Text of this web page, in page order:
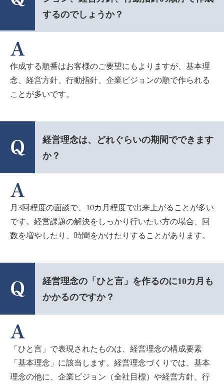
するのでしょうか？
作成する順番はお客様のご要望にもよりますが、基本理
念、経営方針、行動指針、企業ビジョンの順で作られる
ことが多いです。
経営理念は、どれぐらいの期間でできます
か？
月3回程度の面談で、10カ月程度で出来上がることが多い
です。経営課題の解決をしっかり行いたい方の場合、回
数を増やしたり、時間をかけたりすることがあります。
経営理念の「ひと言」を作るのに10カ月も
かかるのですか？
「ひと言」で表現されたものは、経営理念の構成要素
「基本理念」に該当します。経営理念づくりでは、基本
理念の他に、企業ビジョン（全社目標）や経営方針、行